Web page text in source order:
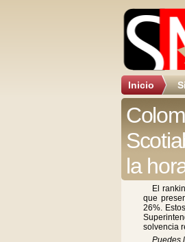
Inicio
la
El
que
26%.
solvencia
Puedes